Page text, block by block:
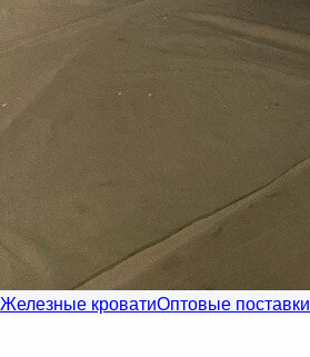
Железные кроватиОптовые поставки